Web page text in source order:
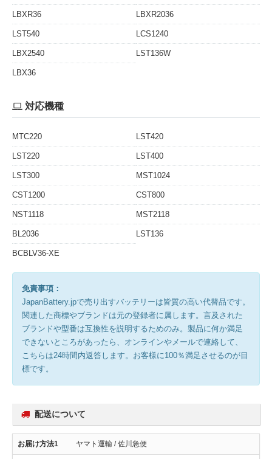
LBXR36 LBXR2036
LST540 LCS1240
LBX2540 LST136W
LBX36
対応機種
MTC220 LST420
LST220 LST400
LST300 MST1024
CST1200 CST800
NST1118 MST2118
BL2036 LST136
BCBLV36-XE
免責事項：
JapanBattery.jpで売り出すバッテリーは皆質の高い代替品です。
関連した商標やブランドは元の登録者に属します。言及された
ブランドや型番は互換性を説明するためのみ。製品に何か満足
できないところがあったら、オンラインやメールで連絡して、
こちらは24時間内返答します。お客様に100％満足させるのが目
標です。
配送について
ヤマト運輸 / 佐川急便